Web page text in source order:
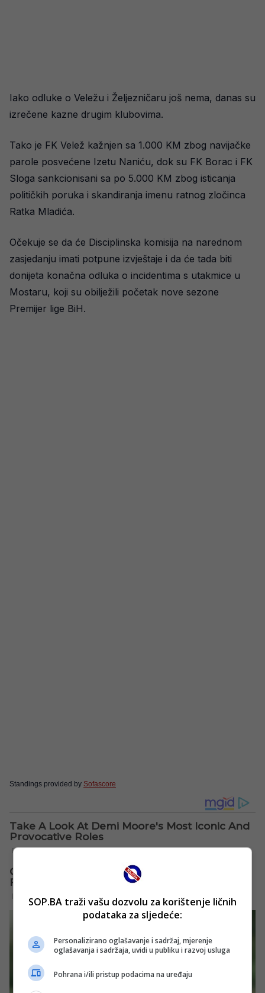
Iako odluke o Veležu i Željezničaru još nema, danas su
izrečene kazne drugim klubovima.
Tako je FK Velež kažnjen sa 1.000 KM zbog navijačke
parole posvećene Izetu Naniću, dok su FK Borac i FK
Sloga sankcionisani sa po 5.000 KM zbog isticanja
političkih poruka i skandiranja imenu ratnog zločinca
Ratka Mladića.
Očekuje se da će Disciplinska komisija na narednom
zasjedanju imati potpune izvještaje i da će tada biti
donijeta konačna odluka o incidentima s utakmice u
Mostaru, koji su obilježili početak nove sezone
Premijer lige BiH.
Standings provided by Sofascore
SOP.BA traži vašu dozvolu za korištenje ličnih
podataka za sljedeće:
Personalizirano oglašavanje i sadržaj, mjerenje
oglašavanja i sadržaja, uvidi u publiku i razvoj usluga
Pohrana i/ili pristup podacima na uređaju